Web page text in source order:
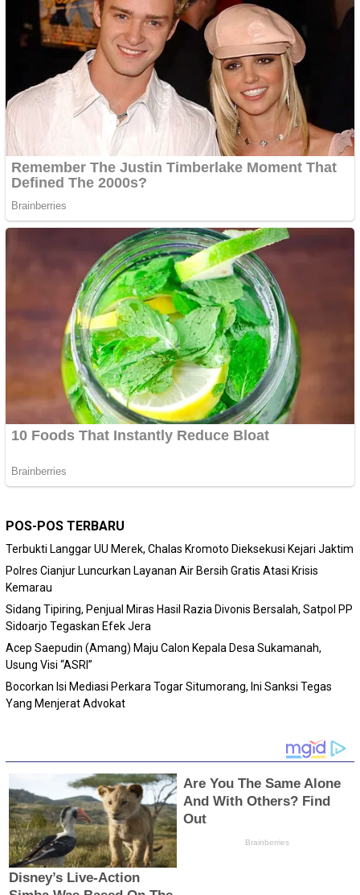
POS-POS TERBARU
Terbukti Langgar UU Merek, Chalas Kromoto Dieksekusi Kejari Jaktim
Polres Cianjur Luncurkan Layanan Air Bersih Gratis Atasi Krisis
Kemarau
Sidang Tipiring, Penjual Miras Hasil Razia Divonis Bersalah, Satpol PP
Sidoarjo Tegaskan Efek Jera
Acep Saepudin (Amang) Maju Calon Kepala Desa Sukamanah,
Usung Visi “ASRI”
Bocorkan Isi Mediasi Perkara Togar Situmorang, Ini Sanksi Tegas
Yang Menjerat Advokat